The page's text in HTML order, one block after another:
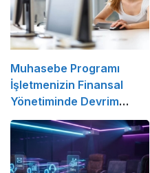
Muhasebe Programı
İşletmenizin Finansal
Yönetiminde Devrim
Yaratacak Çözüm